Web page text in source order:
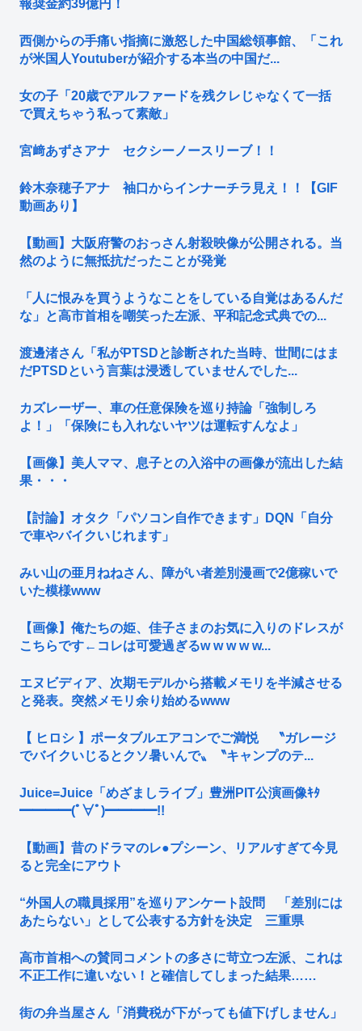
報奨金約39億円！
西側からの手痛い指摘に激怒した中国総領事館、「これ
が米国人Youtuberが紹介する本当の中国だ...
女の子「20歳でアルファードを残クレじゃなくて一括
で買えちゃう私って素敵」
宮﨑あずさアナ セクシーノースリーブ！！
鈴木奈穂子アナ 袖口からインナーチラ見え！！【GIF
動画あり】
【動画】大阪府警のおっさん射殺映像が公開される。当
然のように無抵抗だったことが発覚
「人に恨みを買うようなことをしている自覚はあるんだ
な」と高市首相を嘲笑った左派、平和記念式典での...
渡邊渚さん「私がPTSDと診断された当時、世間にはま
だPTSDという言葉は浸透していませんでした...
カズレーザー、車の任意保険を巡り持論「強制しろ
よ！」「保険にも入れないヤツは運転すんなよ」
【画像】美人ママ、息子との入浴中の画像が流出した結
果・・・
【討論】オタク「パソコン自作できます」DQN「自分
で車やバイクいじれます」
みい山の亜月ねねさん、障がい者差別漫画で2億稼いで
いた模様www
【画像】俺たちの姫、佳子さまのお気に入りのドレスが
こちらです←コレは可愛過ぎるw w w w w...
エヌビディア、次期モデルから搭載メモリを半減させる
と発表。突然メモリ余り始めるwww
【 ヒロシ 】ポータブルエアコンでご満悦 〝ガレージ
でバイクいじるとクソ暑いんで〟〝キャンプのテ...
Juice=Juice「めざましライブ」豊洲PIT公演画像ｷﾀ
━━━━(ﾟ∀ﾟ)━━━━!!
【動画】昔のドラマのレ●プシーン、リアルすぎて今見
ると完全にアウト
“外国人の職員採用”を巡りアンケート設問 「差別には
あたらない」として公表する方針を決定 三重県
高市首相への賛同コメントの多さに苛立つ左派、これは
不正工作に違いない！と確信してしまった結果……
街の弁当屋さん「消費税が下がっても値下げしません」